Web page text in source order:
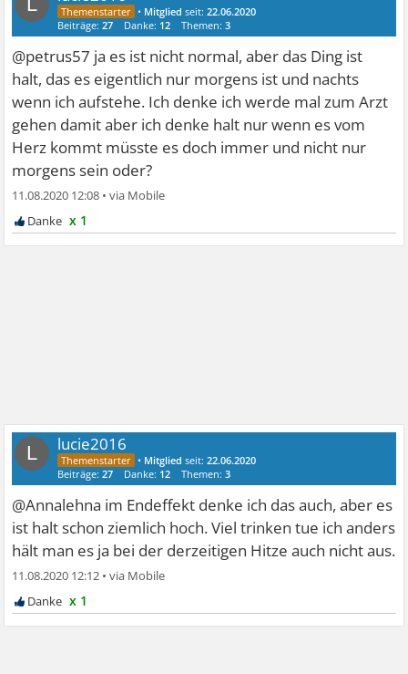
• Mitglied seit:22.06.2020
Beiträge:27 Danke: 12 Themen:3
@petrus57 ja es ist nicht normal, aber das Ding ist
halt, das es eigentlich nur morgens ist und nachts
wenn ich aufstehe. Ich denke ich werde mal zum Arzt
gehen damit aber ich denke halt nur wenn es vom
Herz kommt müsste es doch immer und nicht nur
morgens sein oder?
11.08.2020 12:08 •
x 1
L lucie2016
• Mitglied seit:22.06.2020
Beiträge:27 Danke: 12 Themen:3
@Annalehna im Endeffekt denke ich das auch, aber es
ist halt schon ziemlich hoch. Viel trinken tue ich anders
hält man es ja bei der derzeitigen Hitze auch nicht aus.
11.08.2020 12:12 •
x 1